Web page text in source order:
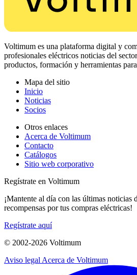
Voltimum es una plataforma digital y
profesionales eléctricos noticias del
productos, formación y herramientas
Mapa del sitio
Inicio
Noticias
Socios
Otros enlaces
Acerca de Voltimum
Contacto
Catálogos
Sitio web corporativo
Regístrate en Voltimum
¡Mantente al día con las últimas noticias
recompensas por tus compras eléctricas!
Regístrate aquí
© 2002-2026 Voltimum
Aviso legal Acerca de Voltimum